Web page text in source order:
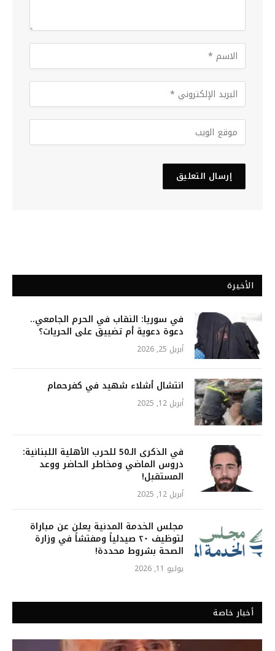
الأخيرة
في سوريا: النقاب في الحرم الجامعي..
دعوة دعوية أم تضييق على الحريات؟
أبريل 25, 2026
انتشال أشلاء شهيد في كفرحمام
أبريل 12, 2025
في الذكرى الـ50 للحرب الأهلية اللبنانية:
دروس الماضي ومخاطر الحاضر ووعد
المستقبل!
أبريل 12, 2025
مجلس الخدمة المدنية يعلن عن مباراة
لتوظيف ٢٠ صيدلياً ومفتشاً في وزارة
الصحة بشروط محددة!
يوليو 11, 2026
أخبار خاصة